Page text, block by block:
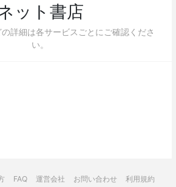
ット書店
詳細は各サービスごとにご確認くださ
い。
FAQ 運営会社 お問い合わせ 利用規約